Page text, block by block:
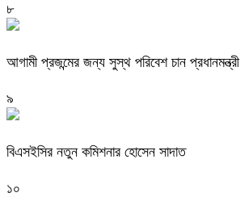
৮
আগামী প্রজন্মের জন্য সুস্থ পরিবেশ চান প্রধানমন্ত্রী
৯
বিএসইসির নতুন কমিশনার হোসেন সাদাত
১০